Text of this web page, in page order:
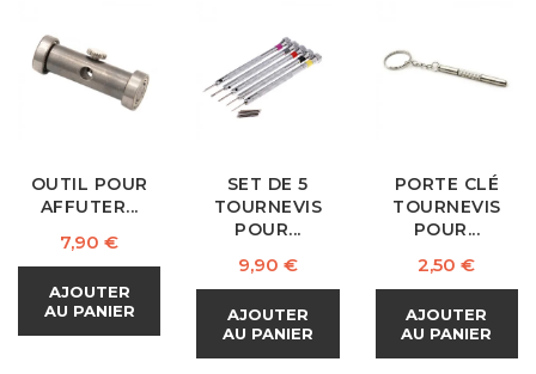
OUTIL POUR
AFFUTER...
Prix
7,90 €
AJOUTER
AU PANIER
SET DE 5
TOURNEVIS
POUR...
Prix
9,90 €
AJOUTER
AU PANIER
PORTE CLÉ
TOURNEVIS
POUR...
Prix
2,50 €
AJOUTER
AU PANIER